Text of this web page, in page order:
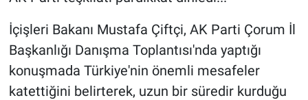
İçişleri Bakanı Mustafa Çiftçi, AK Parti Çorum İl
Başkanlığı Danışma Toplantısı'nda yaptığı
konuşmada Türkiye'nin önemli mesafeler
katettiğini belirterek, uzun bir süredir kurduğu